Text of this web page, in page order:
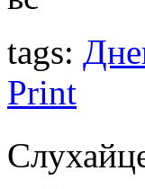
tags:
Print